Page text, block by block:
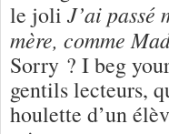
le joli J’ai passé
mère, comme
Sorry ? I beg
gentils lecteurs,
houlette d’un